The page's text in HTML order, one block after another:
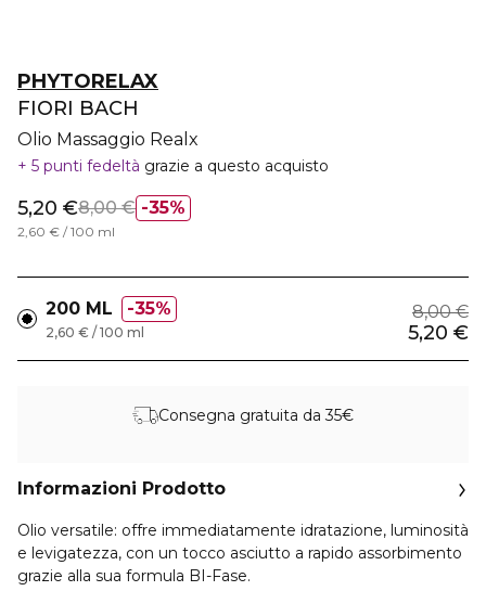
PHYTORELAX
FIORI BACH
Olio Massaggio Realx
5 punti fedeltà grazie a questo acquisto
35%
5,20 €8,00 €
2,60 € / 100 ml
200 ML 35% 8,00 €
5,20 €
2,60 € / 100 ml
Consegna gratuita da 35€
Informazioni Prodotto
Olio versatile: offre immediatamente idratazione, luminosità
e levigatezza, con un tocco asciutto a rapido assorbimento
grazie alla sua formula BI-Fase.